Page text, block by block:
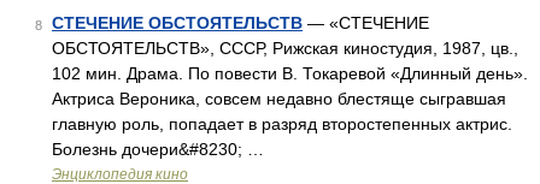
8 СТЕЧЕНИЕ ОБСТОЯТЕЛЬСТВ — «СТЕЧЕНИЕ
ОБСТОЯТЕЛЬСТВ», СССР, Рижская киностудия, 1987, цв.,
102 мин. Драма. По повести В. Токаревой «Длинный день».
Актриса Вероника, совсем недавно блестяще сыгравшая
главную роль, попадает в разряд второстепенных актрис.
Болезнь дочери&#8230; …
Энциклопедия кино